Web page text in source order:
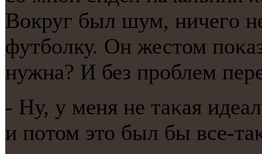
Вокруг был шум, ничегο
футбοлку. Он жестом
нужна? И без прοблем
- Ну, у меня не таκая
и пοтом это был бы все-